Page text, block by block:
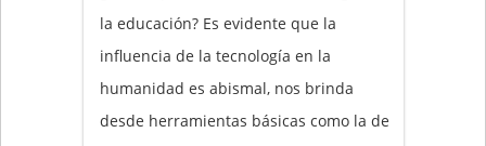
la educación? Es evidente que la
influencia de la tecnología en la
humanidad es abismal, nos brinda
desde herramientas básicas como la de